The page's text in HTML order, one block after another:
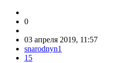
0
03 апреля 2019, 11:57
snarodnyn1
15